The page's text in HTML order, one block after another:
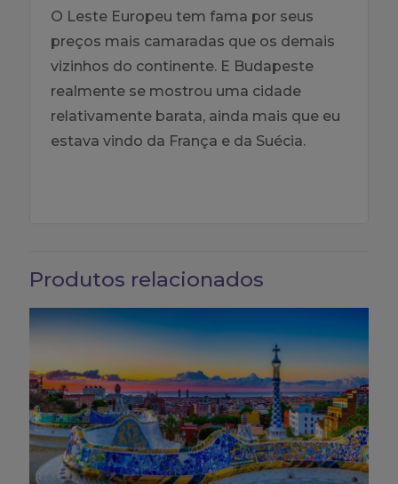
O Leste Europeu tem fama por seus
preços mais camaradas que os demais
vizinhos do continente. E Budapeste
realmente se mostrou uma cidade
relativamente barata, ainda mais que eu
estava vindo da França e da Suécia.
Produtos relacionados